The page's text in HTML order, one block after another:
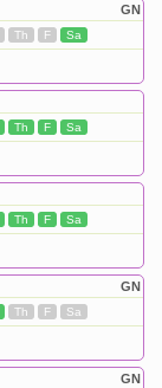
GN
Th F Sa
Th F Sa
Th F Sa
GN
Th F Sa
GN